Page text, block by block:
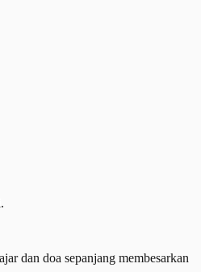
dan doa sepanjang membesarkan